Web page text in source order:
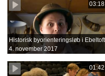
03:18
Historisk byorienteringsløb i Ebeltoft
4. november 2017
01:42